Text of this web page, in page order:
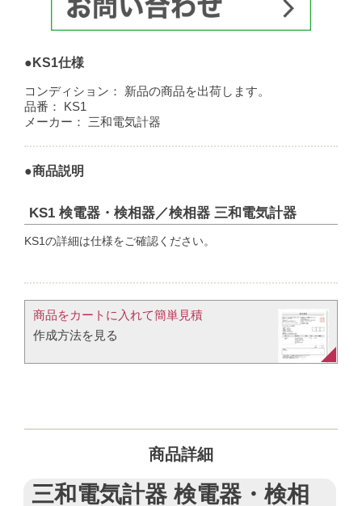
●KS1仕様
コンディション：
新品の商品を出荷します。
品番：
KS1
メーカー：
三和電気計器
●商品説明
KS1 検電器・検相器／検相器 三和電気計器
KS1の詳細は仕様をご確認ください。
商品をカートに入れて簡単見積​
作成方法を見る​​
商品詳細
三和電気計器 検電器・検相